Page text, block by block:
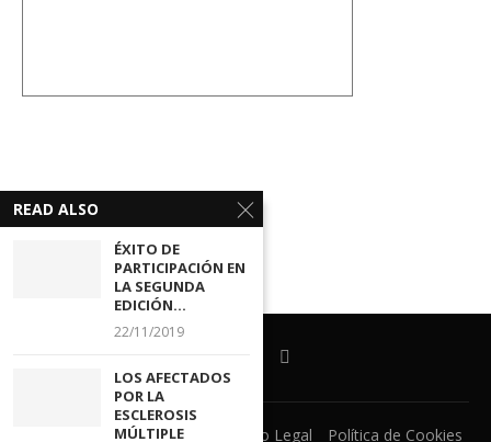
Ventanilla Unica CECOVA Aviso Legal Política de Cookies
READ ALSO
ÉXITO DE
PARTICIPACIÓN EN
LA SEGUNDA
EDICIÓN...
22/11/2019
LOS AFECTADOS
POR LA
ESCLEROSIS
MÚLTIPLE